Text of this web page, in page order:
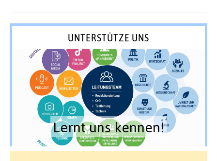
UNTERSTÜTZE UNS
Lernt uns kennen!